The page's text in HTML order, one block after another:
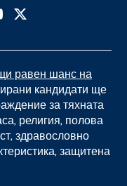
равен шанс на
кандидати ще
за тяхната
религия, полова
здравословно
защитена